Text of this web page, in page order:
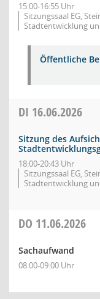
15:00-16:55 Uhr
Sitzungssaal EG,
Stadtentwicklung
Öffentliche
DI 16.06.2026
Sitzung des
18:00-20:43 Uhr
Sitzungssaal EG,
Stadtentwicklung
DO 11.06.2026
Sachaufwand
08:00-09:00 Uhr